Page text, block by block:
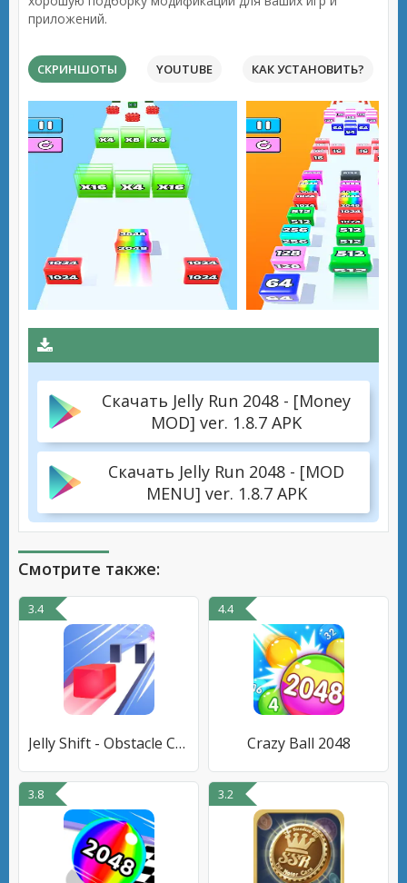
приложений.
СКРИНШОТЫ YOUTUBE КАК УСТАНОВИТЬ?
Скачать Jelly Run 2048 - [Money
MOD] ver. 1.8.7 APK
Скачать Jelly Run 2048 - [MOD
MENU] ver. 1.8.7 APK
Смотрите также:
3.4
Jelly Shift - Obstacle Course
4.4
Crazy Ball 2048
3.8 3.2